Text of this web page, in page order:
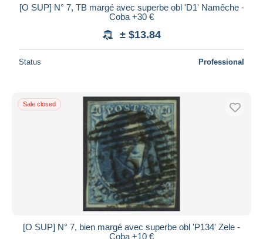
[O SUP] N° 7, TB margé avec superbe obl 'D1' Namêche -
Coba +30 €
± $13.84
Status Professional
Sale closed
[O SUP] N° 7, bien margé avec superbe obl 'P134' Zele -
Coba +10 €